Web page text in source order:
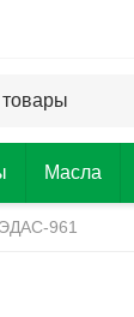
Масла
961